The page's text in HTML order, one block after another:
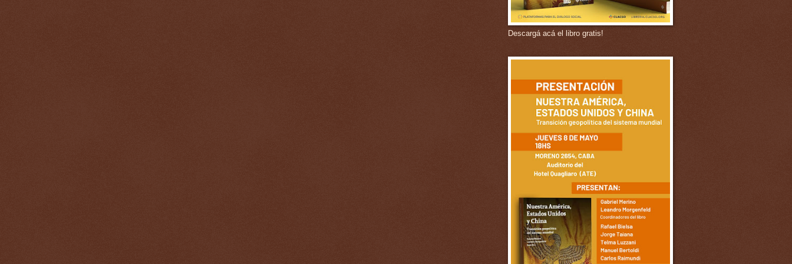
Descargá acá el libro gratis!